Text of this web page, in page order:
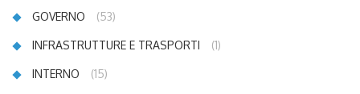
GOVERNO (53)
INFRASTRUTTURE E TRASPORTI (1)
INTERNO (15)